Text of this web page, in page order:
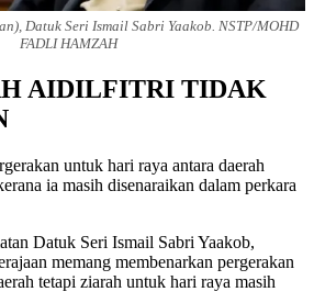
Datuk Seri Ismail Sabri Yaakob. NSTP/MOHD
FADLI HAMZAH
AIDILFITRI TIDAK
untuk hari raya antara daerah
ia masih disenaraikan dalam perkara
Datuk Seri Ismail Sabri Yaakob,
memang membenarkan pergerakan
tetapi ziarah untuk hari raya masih